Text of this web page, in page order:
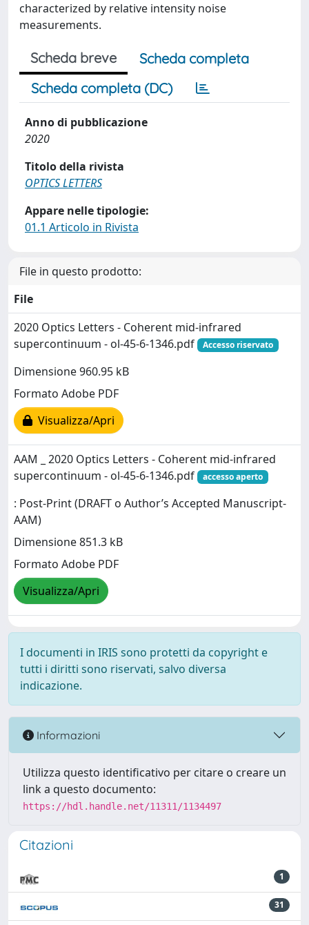
characterized by relative intensity noise
measurements.
Scheda breve
Scheda completa
Scheda completa (DC)
Anno di pubblicazione
2020
Titolo della rivista
OPTICS LETTERS
Appare nelle tipologie:
01.1 Articolo in Rivista
File in questo prodotto:
File
2020 Optics Letters - Coherent mid-infrared
supercontinuum - ol-45-6-1346.pdf
Accesso riservato
Dimensione 960.95 kB
Formato Adobe PDF
Visualizza/Apri
AAM _ 2020 Optics Letters - Coherent mid-infrared
supercontinuum - ol-45-6-1346.pdf
accesso aperto
: Post-Print (DRAFT o Author’s Accepted Manuscript-
AAM)
Dimensione 851.3 kB
Formato Adobe PDF
Visualizza/Apri
I documenti in IRIS sono protetti da copyright e
tutti i diritti sono riservati, salvo diversa
indicazione.
Informazioni
Utilizza questo identificativo per citare o creare un
link a questo documento:
https://hdl.handle.net/11311/1134497
Citazioni
1
31